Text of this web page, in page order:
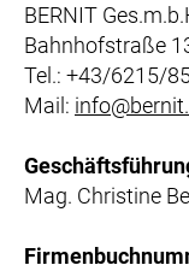
BERNIT
Bahnhofstraße
Tel.: +43/6215/
Mail:
Mag. Christine